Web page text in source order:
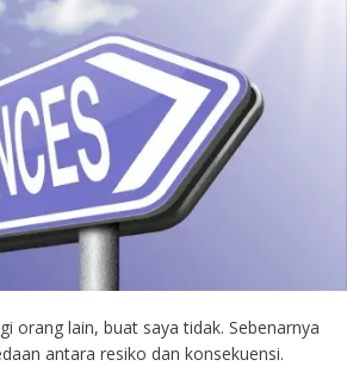
orang lain, buat saya tidak. Sebenarnya
antara resiko dan konsekuensi.